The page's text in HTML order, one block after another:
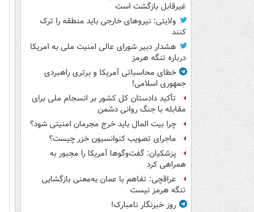
غیرقابل بازگشت است
ولایتی: نیروهای خارجی باید منطقه را ترک
کنند
هشدار دبیر شورای عالی امنیت ملی به امریکا
درباره تنگه هرمز
خطای محاسباتی آمریکا و برتری راهبردی
جمهوری اسلامی!
تأکید دادستان کل کشور بر انسجام ملی برای
مقابله با جنگ روانی دشمن
چرا بیت المال باید خرج مجرمان امنیتی شود؟
ماجرای تصویب کنوانسیون خزر چیست؟
پزشکیان: گفت‌وگوها آمریکا را مجبور به
همراهی کرد
عراقچی: تفاهم با عمان به‌معنی بازگشایی
تنگه هرمز نیست
روز خبرنگار نامبارک!